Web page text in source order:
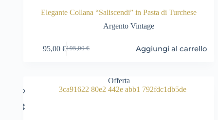
Elegante Collana “Saliscendi” in Pasta di Turchese
Argento Vintage
195,00€
Il
195,00 €.
95,00 €Il
95,00 €.
Aggiungi al carrello
Offerta